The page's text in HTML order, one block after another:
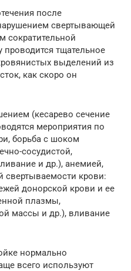
после
свертывающей
сократительной
тщательное
выделений из
как скоро он
(кесарево сечение
мероприятия по
борьба с шоком
сосудистой,
и др.), анемией,
свертываемости крови:
донорской крови и ее
плазмы,
массы и др.), вливание
нормально
всего используют